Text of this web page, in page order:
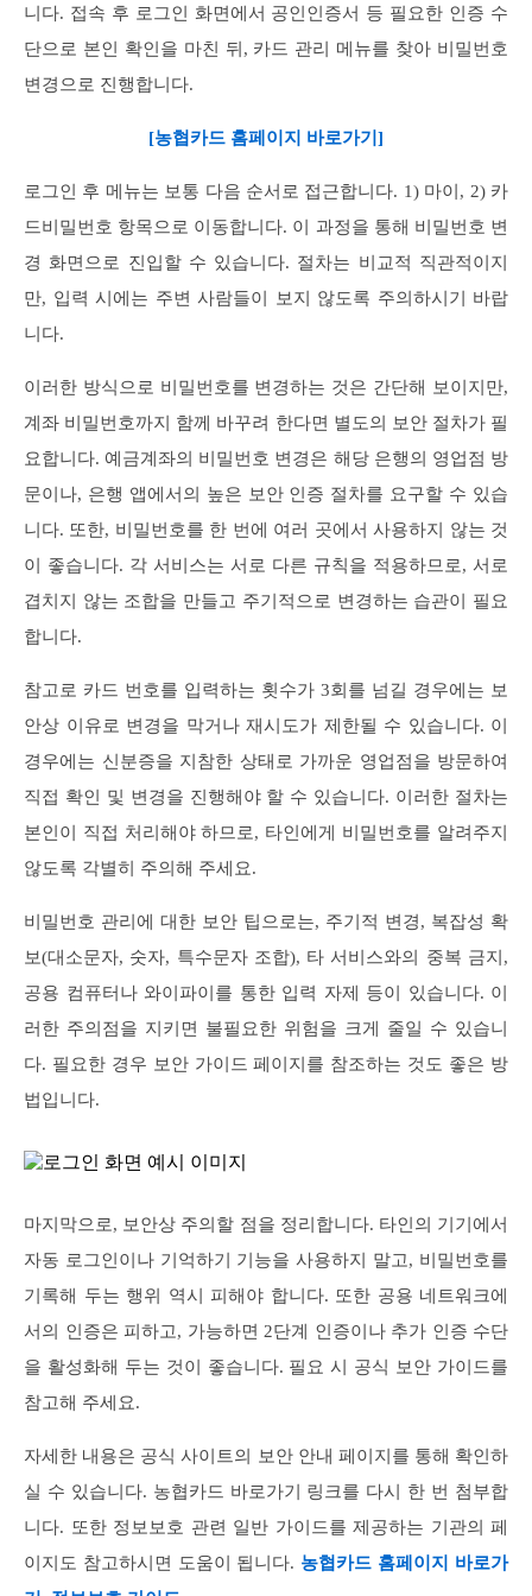
니다. 접속 후 로그인 화면에서 공인인증서 등 필요한 인증 수
단으로 본인 확인을 마친 뒤, 카드 관리 메뉴를 찾아 비밀번호
변경으로 진행합니다.
[농협카드 홈페이지 바로가기]
로그인 후 메뉴는 보통 다음 순서로 접근합니다. 1) 마이, 2) 카
드비밀번호 항목으로 이동합니다. 이 과정을 통해 비밀번호 변
경 화면으로 진입할 수 있습니다. 절차는 비교적 직관적이지
만, 입력 시에는 주변 사람들이 보지 않도록 주의하시기 바랍
니다.
이러한 방식으로 비밀번호를 변경하는 것은 간단해 보이지만,
계좌 비밀번호까지 함께 바꾸려 한다면 별도의 보안 절차가 필
요합니다. 예금계좌의 비밀번호 변경은 해당 은행의 영업점 방
문이나, 은행 앱에서의 높은 보안 인증 절차를 요구할 수 있습
니다. 또한, 비밀번호를 한 번에 여러 곳에서 사용하지 않는 것
이 좋습니다. 각 서비스는 서로 다른 규칙을 적용하므로, 서로
겹치지 않는 조합을 만들고 주기적으로 변경하는 습관이 필요
합니다.
참고로 카드 번호를 입력하는 횟수가 3회를 넘길 경우에는 보
안상 이유로 변경을 막거나 재시도가 제한될 수 있습니다. 이
경우에는 신분증을 지참한 상태로 가까운 영업점을 방문하여
직접 확인 및 변경을 진행해야 할 수 있습니다. 이러한 절차는
본인이 직접 처리해야 하므로, 타인에게 비밀번호를 알려주지
않도록 각별히 주의해 주세요.
비밀번호 관리에 대한 보안 팁으로는, 주기적 변경, 복잡성 확
보(대소문자, 숫자, 특수문자 조합), 타 서비스와의 중복 금지,
공용 컴퓨터나 와이파이를 통한 입력 자제 등이 있습니다. 이
러한 주의점을 지키면 불필요한 위험을 크게 줄일 수 있습니
다. 필요한 경우 보안 가이드 페이지를 참조하는 것도 좋은 방
법입니다.
마지막으로, 보안상 주의할 점을 정리합니다. 타인의 기기에서
자동 로그인이나 기억하기 기능을 사용하지 말고, 비밀번호를
기록해 두는 행위 역시 피해야 합니다. 또한 공용 네트워크에
서의 인증은 피하고, 가능하면 2단계 인증이나 추가 인증 수단
을 활성화해 두는 것이 좋습니다. 필요 시 공식 보안 가이드를
참고해 주세요.
자세한 내용은 공식 사이트의 보안 안내 페이지를 통해 확인하
실 수 있습니다. 농협카드 바로가기 링크를 다시 한 번 첨부합
니다. 또한 정보보호 관련 일반 가이드를 제공하는 기관의 페
이지도 참고하시면 도움이 됩니다. 농협카드 홈페이지 바로가